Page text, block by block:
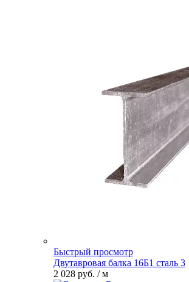
Быстрый просмотр
Двутавровая балка 16Б1 сталь 3
2 028 руб. / м